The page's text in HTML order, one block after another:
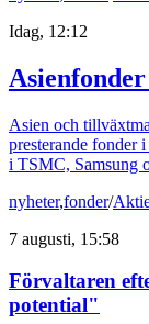
Idag, 12:12
Asien och
presterande fonder
i TSMC, Samsung
nyheter,fonder/
7 augusti, 15:58
Förvaltaren
potential"